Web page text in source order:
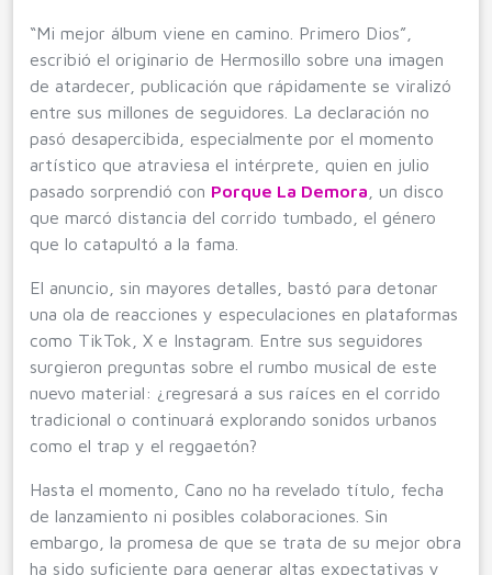
“Mi mejor álbum viene en camino. Primero Dios”,
escribió el originario de Hermosillo sobre una imagen
de atardecer, publicación que rápidamente se viralizó
entre sus millones de seguidores. La declaración no
pasó desapercibida, especialmente por el momento
artístico que atraviesa el intérprete, quien en julio
pasado sorprendió con Porque La Demora , un disco
que marcó distancia del corrido tumbado, el género
que lo catapultó a la fama.
El anuncio, sin mayores detalles, bastó para detonar
una ola de reacciones y especulaciones en plataformas
como TikTok, X e Instagram. Entre sus seguidores
surgieron preguntas sobre el rumbo musical de este
nuevo material: ¿regresará a sus raíces en el corrido
tradicional o continuará explorando sonidos urbanos
como el trap y el reggaetón?
Hasta el momento, Cano no ha revelado título, fecha
de lanzamiento ni posibles colaboraciones. Sin
embargo, la promesa de que se trata de su mejor obra
ha sido suficiente para generar altas expectativas y